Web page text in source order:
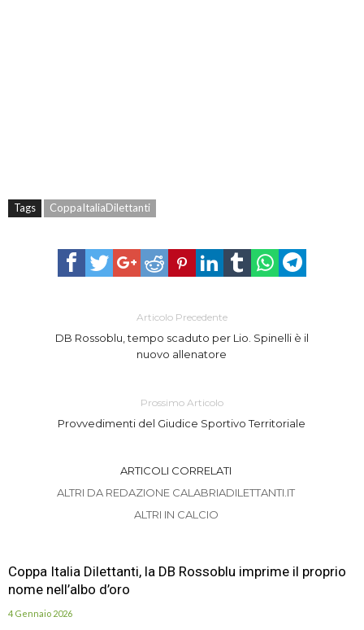
Tags CoppaItaliaDilettanti
Articolo Precedente
DB Rossoblu, tempo scaduto per Lio. Spinelli è il
nuovo allenatore
Prossimo Articolo
Provvedimenti del Giudice Sportivo Territoriale
ARTICOLI CORRELATI
ALTRI DA REDAZIONE CALABRIADILETTANTI.IT
ALTRI IN CALCIO
Coppa Italia Dilettanti, la DB Rossoblu imprime il proprio
nome nell’albo d’oro
4 Gennaio 2026